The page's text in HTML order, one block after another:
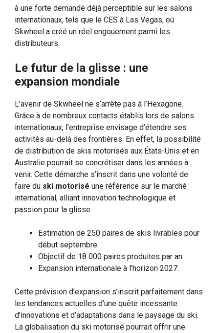
à une forte demande déjà perceptible sur les salons
internationaux, tels que le CES à Las Vegas, où
Skwheel a créé un réel engouement parmi les
distributeurs.
Le futur de la glisse : une
expansion mondiale
L’avenir de Skwheel ne s’arrête pas à l’Hexagone.
Grâce à de nombreux contacts établis lors de salons
internationaux, l’entreprise envisage d’étendre ses
activités au-delà des frontières. En effet, la possibilité
de distribution de skis motorisés aux États-Unis et en
Australie pourrait se concrétiser dans les années à
venir. Cette démarche s’inscrit dans une volonté de
faire du ski motorisé une référence sur le marché
international, alliant innovation technologique et
passion pour la glisse.
Estimation de 250 paires de skis livrables pour
début septembre.
Objectif de 18 000 paires produites par an.
Expansion internationale à l’horizon 2027.
Cette prévision d’expansion s’inscrit parfaitement dans
les tendances actuelles d’une quête incessante
d’innovations et d’adaptations dans le paysage du ski.
La globalisation du ski motorisé pourrait offrir une